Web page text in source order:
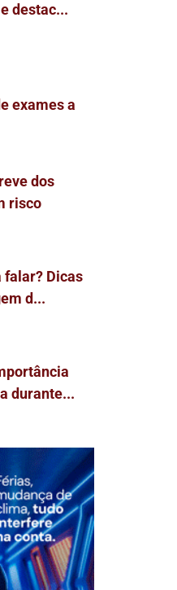
destac...
exames a
dos
risco
falar? Dicas
d...
durante...